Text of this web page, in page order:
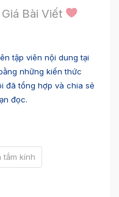
Bài Viết
tập viên nội dung tại
những kiến thức
đã tổng hợp và chia sẻ
đọc.
tắm kính